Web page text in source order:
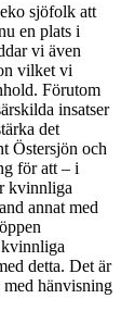
sjöfolk att
en plats i
vi även
vilket vi
Förutom
insatser
det
Östersjön och
för att – i
kvinnliga
annat med
kvinnliga
detta. Det är
hänvisning